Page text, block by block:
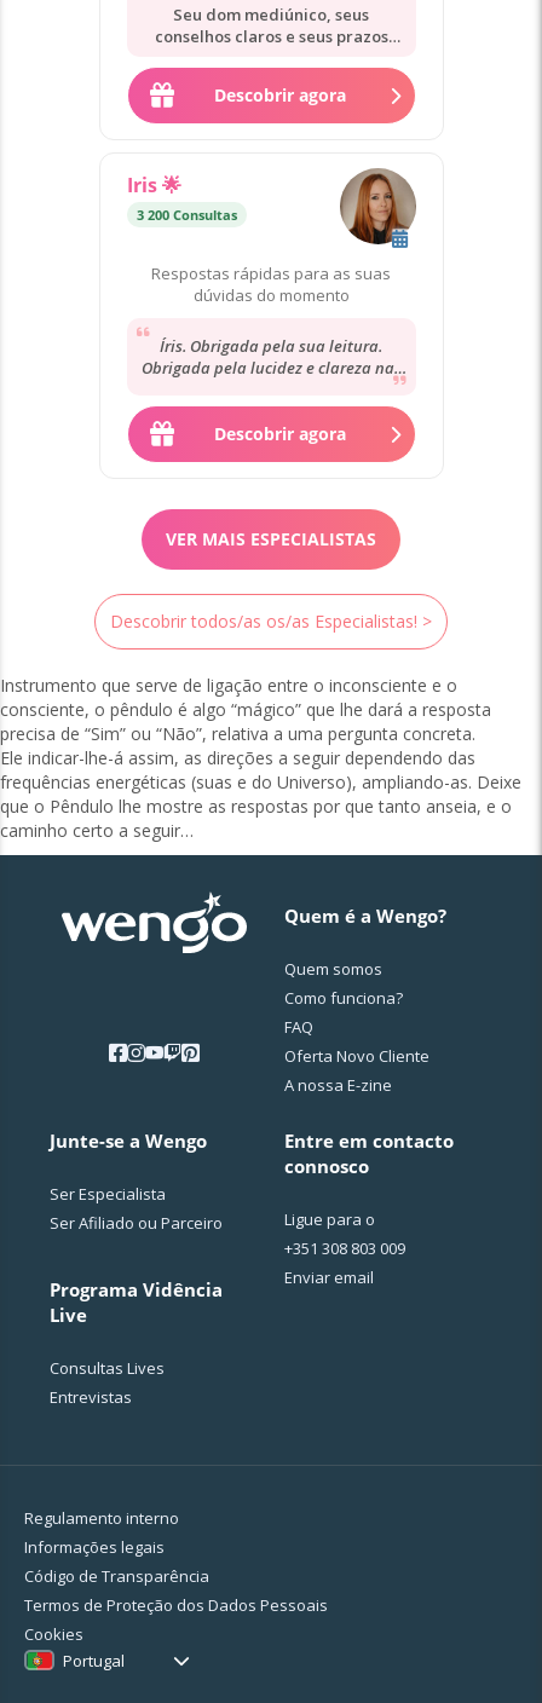
Seu dom mediúnico, seus
conselhos claros e seus prazos
Descobrir agora
Iris 🌟
3 200 Consultas
Respostas rápidas para as suas
dúvidas do momento
Íris. Obrigada pela sua leitura.
Obrigada pela lucidez e clareza nas
sempre, sinceridade....
Descobrir agora
VER MAIS ESPECIALISTAS
Descobrir todos/as os/as Especialistas! >
Instrumento que serve de ligação entre o inconsciente e o
consciente, o pêndulo é algo “mágico” que lhe dará a resposta
precisa de “Sim” ou “Não”, relativa a uma pergunta concreta.
Ele indicar-lhe-á assim, as direções a seguir dependendo das
frequências energéticas (suas e do Universo), ampliando-as. Deixe
que o Pêndulo lhe mostre as respostas por que tanto anseia, e o
caminho certo a seguir…
Quem é a Wengo?
Quem somos
Como funciona?
FAQ
Oferta Novo Cliente
A nossa E-zine
Junte-se a Wengo
Ser Especialista
Ser Afiliado ou Parceiro
Programa Vidência
Live
Consultas Lives
Entrevistas
Entre em contacto
connosco
Ligue para o
+351 308 803 009
Enviar email
Regulamento interno
Informações legais
Código de Transparência
Termos de Proteção dos Dados Pessoais
Cookies
Portugal